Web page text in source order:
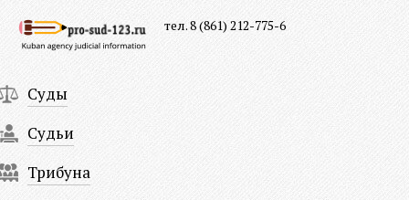
Суды
Судьи
Трибуна
тел. 8 (861) 212-775-6